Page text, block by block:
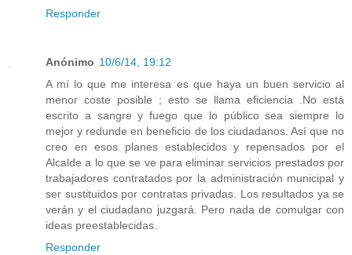
Responder
Anónimo 10/6/14, 19:12
A mí lo que me interesa es que haya un buen servicio al
menor coste posible ; esto se llama eficiencia .No está
escrito a sangre y fuego que lo público sea siempre lo
mejor y redunde en beneficio de los ciudadanos. Así que no
creo en esos planes establecidos y repensados por el
Alcalde a lo que se ve para eliminar servicios prestados por
trabajadores contratados por la administración municipal y
ser sustituidos por contratas privadas. Los resultados ya se
verán y el ciudadano juzgará. Pero nada de comulgar con
ideas preestablecidas.
Responder